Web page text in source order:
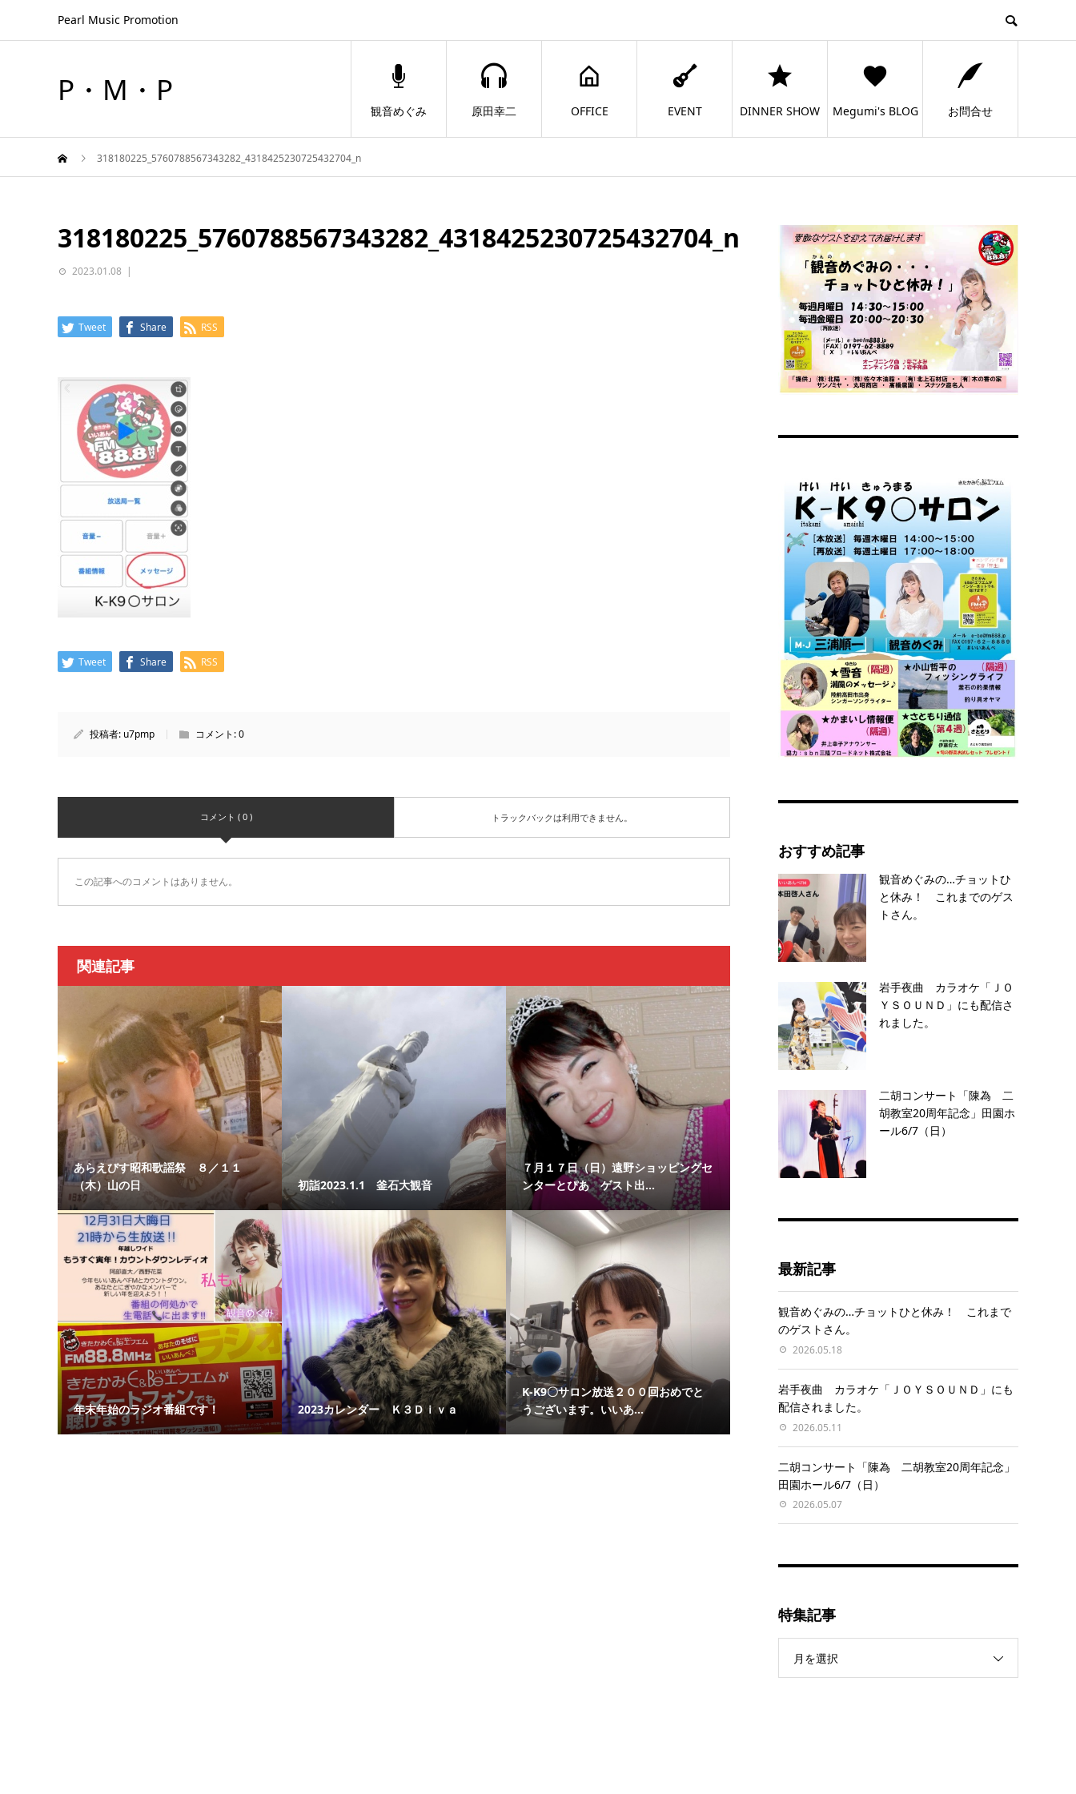
Pearl Music Promotion
P・M・P
観音めぐみ 原田幸二 OFFICE EVENT DINNER SHOW Megumi's BLOG お問合せ
318180225_5760788567343282_4318425230725432704_n
318180225_5760788567343282_4318425230725432704_n
2023.01.08
Tweet Share RSS
Tweet Share RSS
投稿者: u7pmp コメント:0
コメント ( 0 ) トラックバックは利用できません。
この記事へのコメントはありません。
関連記事
あらえびす昭和歌謡祭 ８／１１
（木）山の日
初詣2023.1.1 釜石大観音
７月１７日（日）遠野ショッピングセ
ンターとぴあ ゲスト出...
年末年始のラジオ番組です！ 2023カレンダー Ｋ３Ｄｉｖａ
K-K9〇サロン放送２００回おめでと
うございます。いいあ...
おすすめ記事
観音めぐみの…チョットひ
と休み！ これまでのゲス
トさん。
岩手夜曲 カラオケ「ＪＯ
ＹＳＯＵＮＤ」にも配信さ
れました。
二胡コンサート「陳為 二
胡教室20周年記念」田園ホ
ール6/7（日）
最新記事
観音めぐみの…チョットひと休み！ これまで
のゲストさん。
2026.05.18
岩手夜曲 カラオケ「ＪＯＹＳＯＵＮＤ」にも
配信されました。
2026.05.11
二胡コンサート「陳為 二胡教室20周年記念」
田園ホール6/7（日）
2026.05.07
特集記事
月を選択